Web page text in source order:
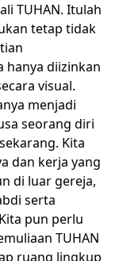
TUHAN. Itulah
tetap tidak
hanya diizinkan
visual.
menjadi
seorang diri
Kita
dan kerja yang
di luar gereja,
serta
pun perlu
TUHAN
ruang lingkup